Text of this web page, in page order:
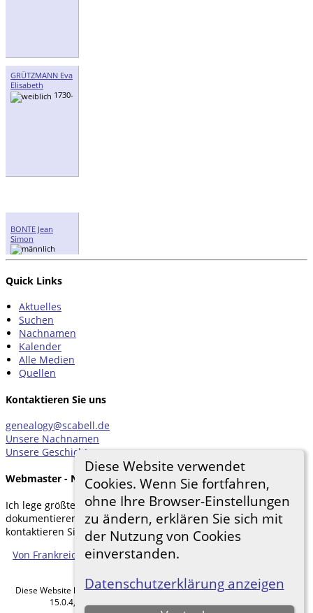
Diese Website verwendet
Cookies. Wenn Sie fortfahren,
ohne Ihre Browser-Einstellungen
zu ändern, erklären Sie sich mit
der Nutzung von Cookies
einverstanden.
Datenschutzerklärung anzeigen
GRÜTZMANN Eva
Elisabeth
1730-
BONTE Jean
Simon
1729-1805
COURTOIS Marie
1734-
1804
Jakob
1761-1823
Quick Links
Aktuelles
Suchen
Nachnamen
Kalender
Alle Medien
Quellen
Kontaktieren Sie uns
genealogy@scabell.de
Unsere Nachnamen
Unsere Geschichten
Webmaster - Nachricht
Ich lege größten Wert darauf, meine Forschung zu
dokumentieren. Wenn Sie etwas hinzufügen möchten,
kontaktieren Sie mich bitte.
Von Frankreich über Mannheim und Magdeburg in die ganze
Diese Website läuft mitThe Next Generation of Genealogy Sitebuilding
15.0.4, programmiert von Darrin Lythgoe © 2001-2026.